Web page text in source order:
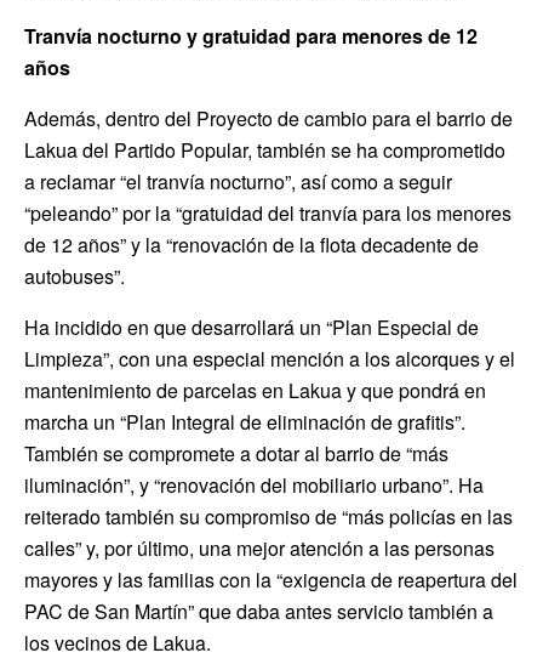
Tranvía nocturno y gratuidad para menores de 12
años
Además, dentro del Proyecto de cambio para el barrio de
Lakua del Partido Popular, también se ha comprometido
a reclamar “el tranvía nocturno”, así como a seguir
“peleando” por la “gratuidad del tranvía para los menores
de 12 años” y la “renovación de la flota decadente de
autobuses”.
Ha incidido en que desarrollará un “Plan Especial de
Limpieza”, con una especial mención a los alcorques y el
mantenimiento de parcelas en Lakua y que pondrá en
marcha un “Plan Integral de eliminación de grafitis”.
También se compromete a dotar al barrio de “más
iluminación”, y “renovación del mobiliario urbano”. Ha
reiterado también su compromiso de “más policías en las
calles” y, por último, una mejor atención a las personas
mayores y las familias con la “exigencia de reapertura del
PAC de San Martín” que daba antes servicio también a
los vecinos de Lakua.